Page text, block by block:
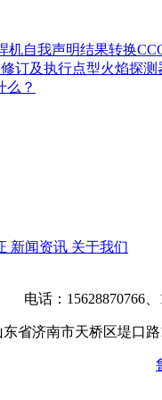
自我声明结果转换
订及执行点型火焰探
么？
新闻资讯 关于我们
电话：15628870766
省济南市天桥区堤口